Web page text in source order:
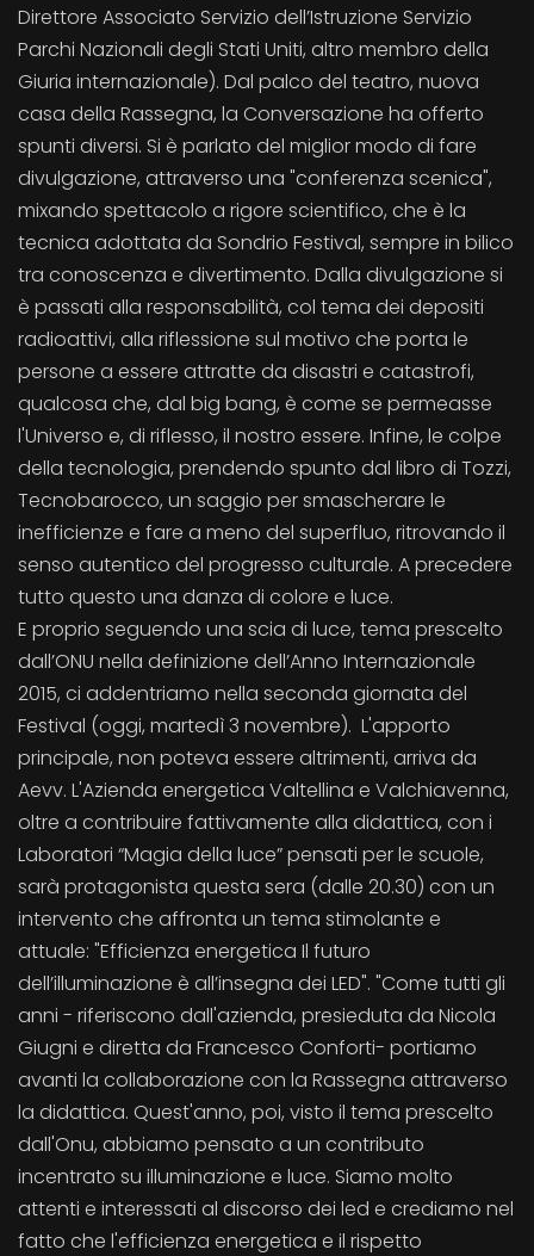
Direttore Associato Servizio dell’Istruzione Servizio
Parchi Nazionali degli Stati Uniti, altro membro della
Giuria internazionale). Dal palco del teatro, nuova
casa della Rassegna, la Conversazione ha offerto
spunti diversi. Si è parlato del miglior modo di fare
divulgazione, attraverso una "conferenza scenica",
mixando spettacolo a rigore scientifico, che è la
tecnica adottata da Sondrio Festival, sempre in bilico
tra conoscenza e divertimento. Dalla divulgazione si
è passati alla responsabilità, col tema dei depositi
radioattivi, alla riflessione sul motivo che porta le
persone a essere attratte da disastri e catastrofi,
qualcosa che, dal big bang, è come se permeasse
l'Universo e, di riflesso, il nostro essere. Infine, le colpe
della tecnologia, prendendo spunto dal libro di Tozzi,
Tecnobarocco, un saggio per smascherare le
inefficienze e fare a meno del superfluo, ritrovando il
senso autentico del progresso culturale. A precedere
tutto questo una danza di colore e luce.
E proprio seguendo una scia di luce, tema prescelto
dall’ONU nella definizione dell’Anno Internazionale
2015, ci addentriamo nella seconda giornata del
Festival (oggi, martedì 3 novembre). L'apporto
principale, non poteva essere altrimenti, arriva da
Aevv. L'Azienda energetica Valtellina e Valchiavenna,
oltre a contribuire fattivamente alla didattica, con i
Laboratori “Magia della luce” pensati per le scuole,
sarà protagonista questa sera (dalle 20.30) con un
intervento che affronta un tema stimolante e
attuale: "Efficienza energetica Il futuro
dell’illuminazione è all’insegna dei LED". "Come tutti gli
anni - riferiscono dall'azienda, presieduta da Nicola
Giugni e diretta da Francesco Conforti- portiamo
avanti la collaborazione con la Rassegna attraverso
la didattica. Quest'anno, poi, visto il tema prescelto
dall'Onu, abbiamo pensato a un contributo
incentrato su illuminazione e luce. Siamo molto
attenti e interessati al discorso dei led e crediamo nel
fatto che l'efficienza energetica e il rispetto